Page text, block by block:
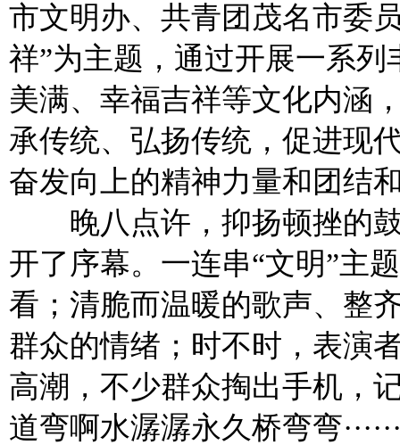
市文明办、共青团茂名市委
祥”为主题，通过开展一系
美满、幸福吉祥等文化内涵
承传统、弘扬传统，促进现
奋发向上的精神力量和团结
晚八点许，抑扬顿挫的鼓
开了序幕。一连串“文明”主
看；清脆而温暖的歌声、整
群众的情绪；时不时，表演
高潮，不少群众掏出手机，
道弯啊水潺潺永久桥弯弯